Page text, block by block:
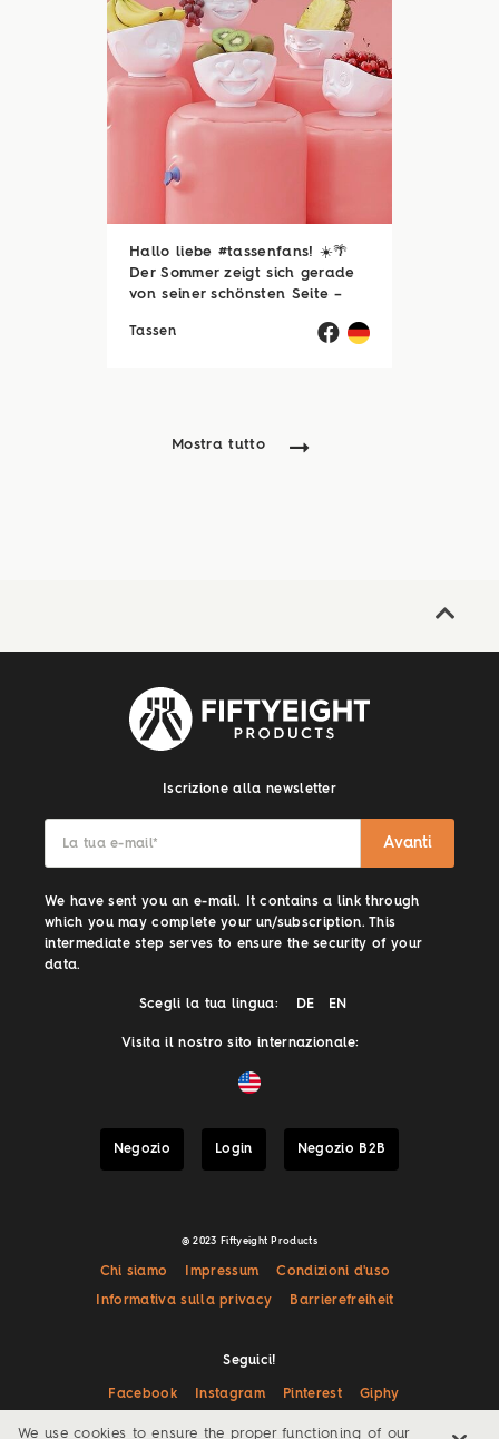
Hallo liebe #tassenfans! ☀️🌴
Der Sommer zeigt sich gerade
von seiner schönsten Seite –
einzelne Sonnenstunde! 😎☀️
Tassen
Mostra tutto
Iscrizione alla newsletter
La tua e-mail* Avanti
We have sent you an e-mail. It contains a link through
which you may complete your un/subscription. This
intermediate step serves to ensure the security of your
data.
Scegli la tua lingua: DE EN
Visita il nostro sito internazionale:
Negozio Login Negozio B2B
@ 2023 Fiftyeight Products
Chi siamo Impressum Condizioni d'uso
Informativa sulla privacy Barrierefreiheit
Seguici!
Facebook Instagram Pinterest Giphy
We use cookies to ensure the proper functioning of our